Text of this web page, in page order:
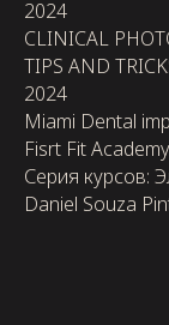
2024
CLINICAL
TIPS AND
2024
Miami Dental
Fisrt Fit
Серия курсов:
Daniel Souza